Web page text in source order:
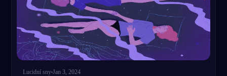
Lucidní sny Jan 3, 2024